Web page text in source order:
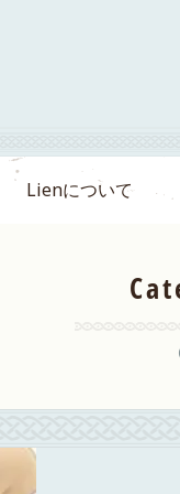
Lienについて